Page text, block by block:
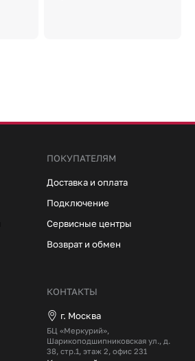
ПОКУПАТЕЛЯМ
Доставка и оплата
Подключение
Сервисные центры
Возврат и обмен
КОНТАКТЫ
г. Москва
БЦ «Меркурий»,
Шарикоподшипниковская ул., д.
38, стр.1, этаж 2, офис 231